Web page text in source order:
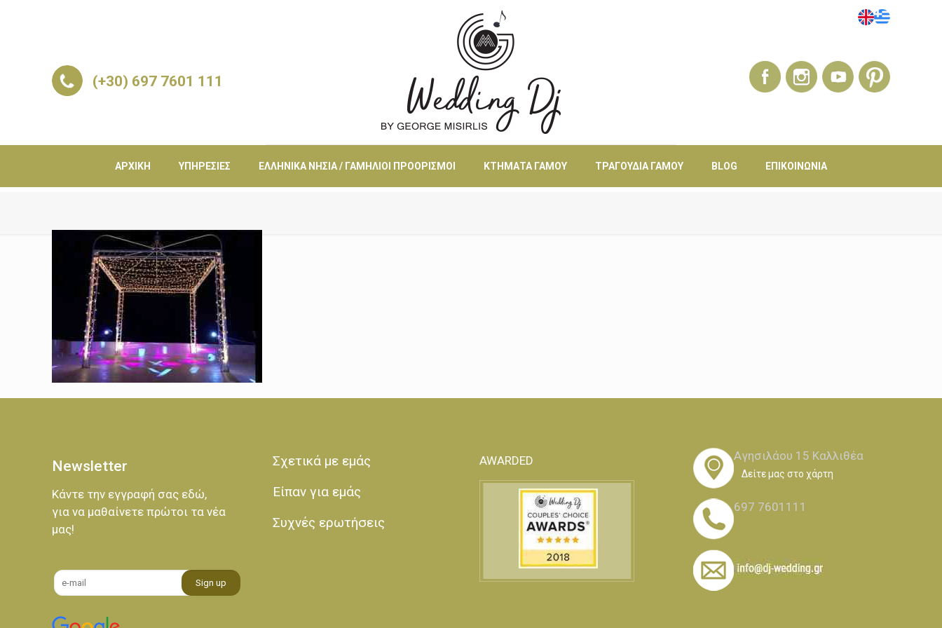
(+30) 697 7601 111
ΑΡΧΙΚΉ ΥΠΗΡΕΣΊΕΣ ΕΛΛΗΝΙΚΆ ΝΗΣΙΆ / ΓΑΜΉΛΙΟΙ ΠΡΟΟΡΙΣΜΟΊ ΚΤΉΜΑΤΑ ΓΆΜΟΥ ΤΡΑΓΟΎΔΙΑ ΓΆΜΟΥ BLOG ΕΠΙΚΟΙΝΩΝΊΑ
Newsletter
Κάντε την εγγραφή σας εδώ,
για να μαθαίνετε πρώτοι τα νέα
μας!
Σχετικά με εμάς
Είπαν για εμάς
Συχνές ερωτήσεις
AWARDED Αγησιλάου 15 Καλλιθέα
Δείτε μας στο χάρτη
697 7601111